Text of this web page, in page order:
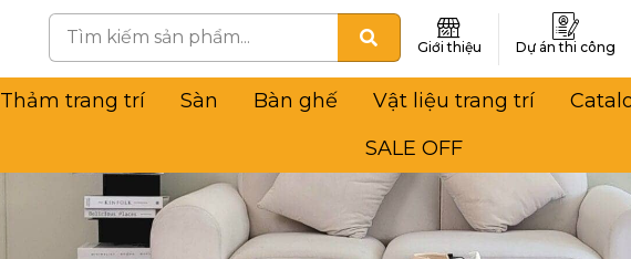
Giới thiệu Dự án thi công
Thảm trang trí Sàn Bàn ghế Vật liệu trang trí
SALE OFF